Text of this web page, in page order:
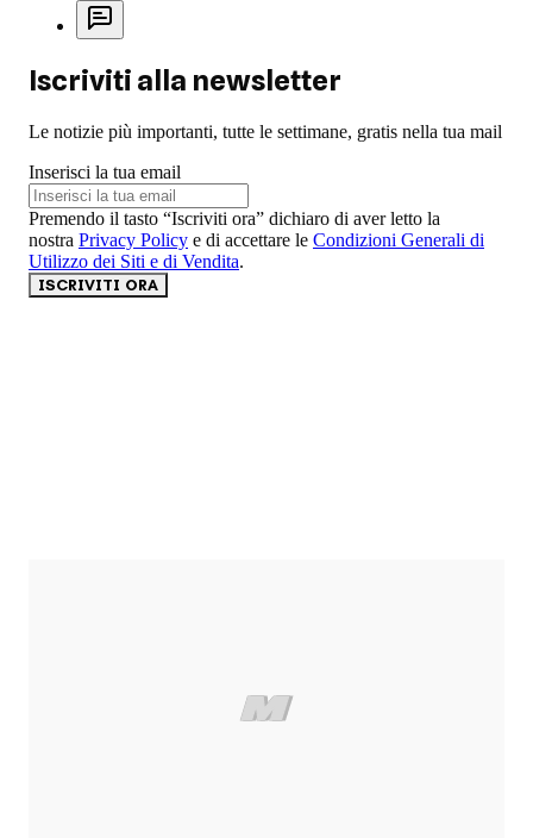
Iscriviti alla newsletter
Le notizie più importanti, tutte le settimane, gratis nella tua mail
Inserisci la tua email
Premendo il tasto “Iscriviti ora” dichiaro di aver letto la
nostra Privacy Policy e di accettare le Condizioni Generali di
Utilizzo dei Siti e di Vendita.
ISCRIVITI ORA